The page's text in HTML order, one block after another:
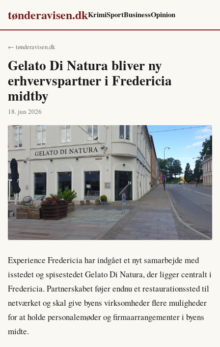
tønderavisen.dkKrimiSportBusinessOpinion
← tønderavisen.dk
Gelato Di Natura bliver ny
erhvervspartner i Fredericia
midtby
18. jun 2026
Experience Fredericia har indgået et nyt samarbejde med
isstedet og spisestedet Gelato Di Natura, der ligger centralt i
Fredericia. Partnerskabet føjer endnu et restaurationssted til
netværket og skal give byens virksomheder flere muligheder
for at holde personalemøder og firmaarrangementer i byens
midte.